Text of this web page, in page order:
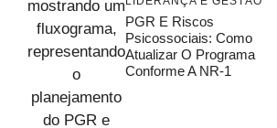
PGR E Riscos
Psicossociais: Como
Atualizar O Programa
Conforme A NR-1